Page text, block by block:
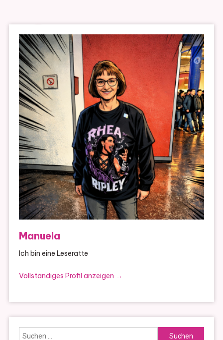
Manuela
Ich bin eine Leseratte
Vollständiges Profil anzeigen →
Suchen